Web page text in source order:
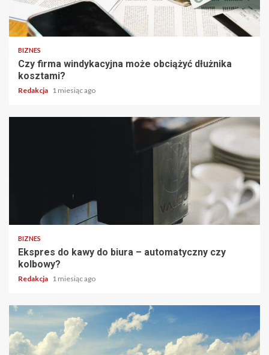
BIZNES
Czy firma windykacyjna może obciążyć dłużnika
kosztami?
Redakcja 1 miesiąc ago
BIZNES
Ekspres do kawy do biura – automatyczny czy
kolbowy?
Redakcja 1 miesiąc ago